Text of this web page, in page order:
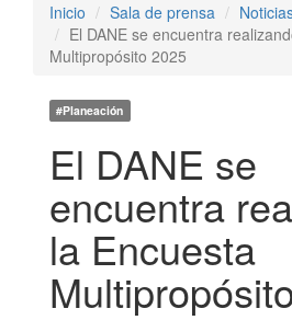
Inicio
Sala de prensa
El DANE se encuentra
Multipropósito 2025
#Planeación
El DANE se
encuentra
la Encuesta